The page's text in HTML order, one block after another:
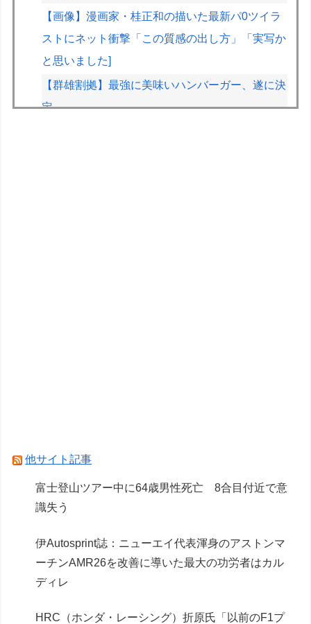
【画像】漫画家・桂正和の描いた最新パ0ツイラ
ストにネット衝撃「この質感の出し方」「実写か
と思いました]
【群雄割拠】最強に美味いハンバーガー、遂に決
定
気圏内仕様)」プラモデル 試作画像追加【明日発
【ガンプラ】レオパルドとダヴィンチって通して
Powered by livedoor 相互RSS
他サイト記事
富士登山ツアー中に64歳男性死亡 8合目付近で意
識失う
伊Autosprint誌：ニューエイ代表渾身のアストンマ
ーチンAMR26を改善に導いた最大の功労者はカル
ディレ
HRC（ホンダ・レーシング）折原氏「以前のF1プ